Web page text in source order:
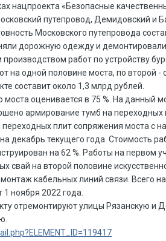
нацпроекта «Безопасные
путепровод, Демидовский и
Московского путепровода
дорожную одежду и
работ по устройству
на одной половине моста, по второй
составит около 1,3 млрд рублей.
моста оценивается в 75 %. На
армирование тумб на
плит сопряжения моста с
декабрь текущего года. Стоимость
на 62 %. Работы на первом
свай на второй половине
кабельных линий связи. Всего
ноября 2022 года.
отремонтируют улицы Рязанскую и